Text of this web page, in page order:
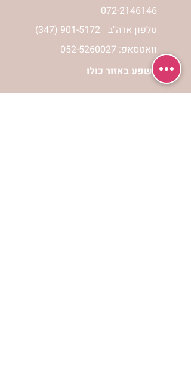
072-2146146
(347) 901-5172 טלפון ארה"ב
וואטסאפ: 052-5260027
חניה בשפע באזור כולו